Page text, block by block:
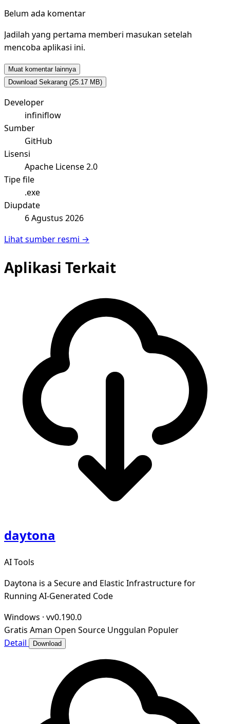
Belum ada komentar
Jadilah yang pertama memberi masukan setelah
mencoba aplikasi ini.
Muat komentar lainnya
Download Sekarang (25.17 MB)
Developer
infiniflow
Sumber
GitHub
Lisensi
Apache License 2.0
Tipe file
.exe
Diupdate
6 Agustus 2026
Lihat sumber resmi →
Aplikasi Terkait
daytona
AI Tools
Daytona is a Secure and Elastic Infrastructure for
Running AI-Generated Code
Windows · vv0.190.0
Gratis Aman Open Source Unggulan Populer
Detail
Download